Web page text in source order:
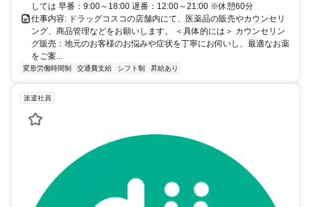
しては 早番：9:00～18:00 遅番：12:00～21:00 ※休憩60分
仕事内容: ドラッグコスコの店舗内にて、医薬品の販売やカウンセリ
ング、商品管理などをお願いします。 ＜具体的には＞ カウンセリン
グ販売：地元のお客様のお悩みや症状を丁寧にお伺いし、最適なお薬
をご案...
変形労働時間制 交通費支給 シフト制 昇給あり
派遣社員